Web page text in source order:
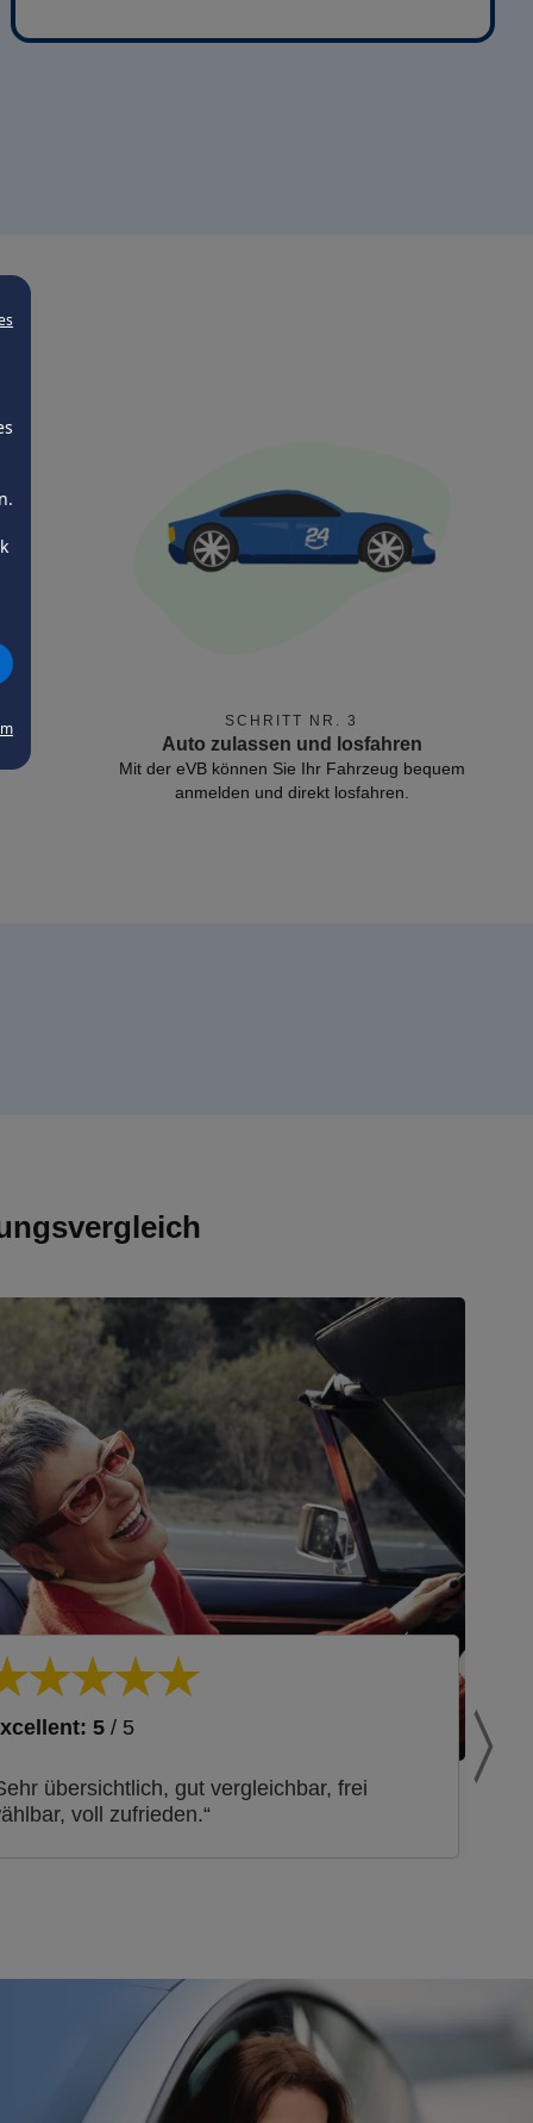
SCHRITT NR. 3
Auto zulassen und losfahren
Mit der eVB können Sie Ihr Fahrzeug bequem
anmelden und direkt losfahren.
5 / 5
übersichtlich, gut vergleichbar, frei
voll zufrieden.“